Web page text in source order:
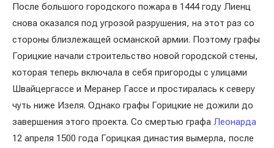
После большого городского пожара в 1444 году Лиенц
снова оказался под угрозой разрушения, на этот раз со
стороны близлежащей османской армии. Поэтому графы
Горицкие начали строительство новой городской стены,
которая теперь включала в себя пригороды с улицами
Швайцергассе и Меранер Гассе и простиралась к северу
чуть ниже Изеля. Однако графы Горицкие не дожили до
завершения этого проекта. Со смертью графа Леонарда
12 апреля 1500 года Горицкая династия вымерла, после